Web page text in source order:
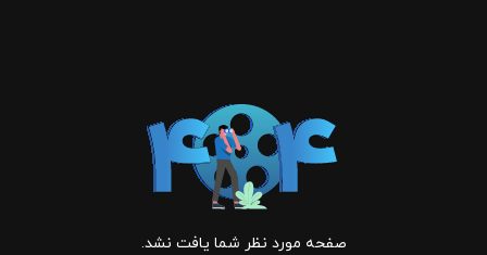
صفحه مورد نظر شما یافت نشد.